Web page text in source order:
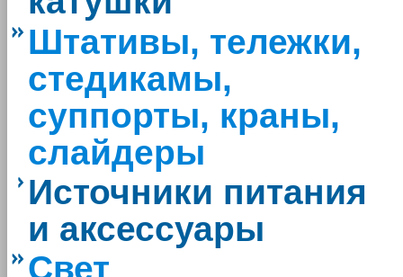
Штативы, тележки,
стедикамы,
суппорты, краны,
слайдеры
Источники питания
и аксессуары
Свет